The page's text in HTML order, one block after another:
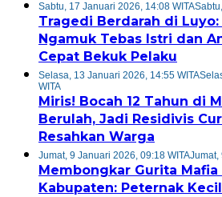
Sabtu, 17 Januari 2026, 14:08 WITA
Tragedi Berdarah di
Ngamuk Tebas Istri dan
Cepat Bekuk Pelaku
Selasa, 13 Januari 2026, 14:55 WITA
WITA
Miris! Bocah 12 Tahun di
Berulah, Jadi Residivis
Resahkan Warga
Jumat, 9 Januari 2026, 09:18 WITAJumat,
Membongkar Gurita Mafia
Kabupaten: Peternak